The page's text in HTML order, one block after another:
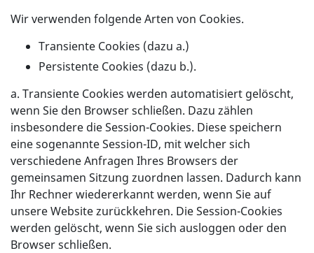
Wir verwenden folgende Arten von Cookies.
Transiente Cookies (dazu a.)
Persistente Cookies (dazu b.).
a. Transiente Cookies werden automatisiert gelöscht,
wenn Sie den Browser schließen. Dazu zählen
insbesondere die Session-Cookies. Diese speichern
eine sogenannte Session-ID, mit welcher sich
verschiedene Anfragen Ihres Browsers der
gemeinsamen Sitzung zuordnen lassen. Dadurch kann
Ihr Rechner wiedererkannt werden, wenn Sie auf
unsere Website zurückkehren. Die Session-Cookies
werden gelöscht, wenn Sie sich ausloggen oder den
Browser schließen.